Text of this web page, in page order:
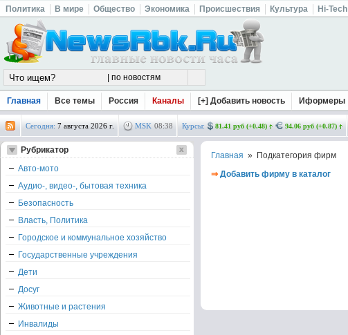
Политика В мире Общество Экономика Происшествия Культура Hi-Tech
Главная Все темы Россия Каналы [+] Добавить новость Иформеры
Сегодня: 7 августа 2026 г. MSK 08:38 Курсы: 81.41 руб (+0.48) 94.06 руб (+0.87)
Главная » Подкатегория фирм
⇒ Добавить фирму в каталог
Рубрикатор
Авто-мото
Аудио-, видео-, бытовая техника
Безопасность
Власть, Политика
Городское и коммунальное хозяйство
Государственные учреждения
Дети
Досуг
Животные и растения
Инвалиды